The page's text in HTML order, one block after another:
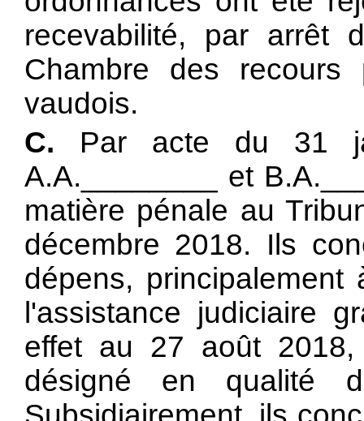
recevabilité, par arrêt
Chambre des recours
vaudois.
C. Par acte du 31
A.A.________ et
matière pénale au
décembre 2018. Ils
dépens,
l'assistance judiciaire
effet au 27 août 2018,
désigné en qualité